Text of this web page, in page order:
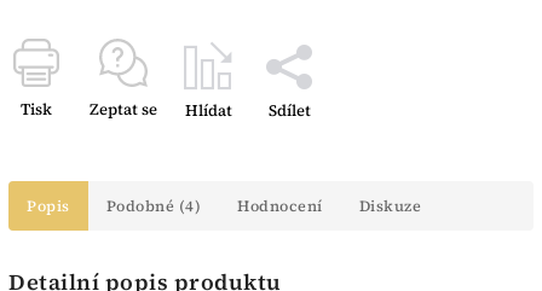
Tisk Zeptat se Hlídat Sdílet
Popis Podobné (4) Hodnocení Diskuze
Detailní popis produktu